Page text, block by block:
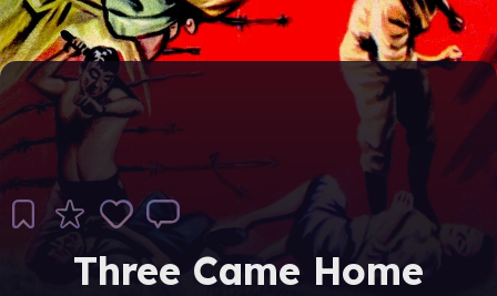
Three Came Home